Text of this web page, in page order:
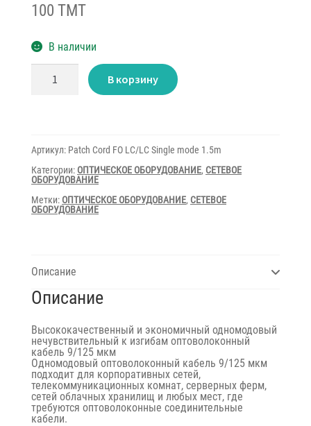
100 TMT
В наличии
Количество
товара
mode
1.5m
В корзину
Артикул: Patch Cord FO LC/LC Single mode 1.5m
Категории: ОПТИЧЕСКОЕ ОБОРУДОВАНИЕ, СЕТЕВОЕ
ОБОРУДОВАНИЕ
Метки: ОПТИЧЕСКОЕ ОБОРУДОВАНИЕ, СЕТЕВОЕ
ОБОРУДОВАНИЕ
Описание
Описание
Высококачественный и экономичный одномодовый
нечувствительный к изгибам оптоволоконный
кабель 9/125 мкм
Одномодовый оптоволоконный кабель 9/125 мкм
подходит для корпоративных сетей,
телекоммуникационных комнат, серверных ферм,
сетей облачных хранилищ и любых мест, где
требуются оптоволоконные соединительные
кабели.